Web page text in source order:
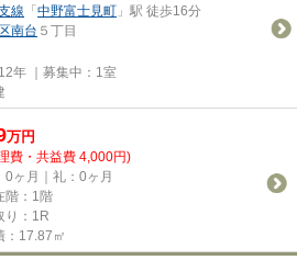
線 「中野富士見町 」駅 徒歩16分
南台 ５丁目
年 ｜募集中： 1室
万円
費・共益費 4,000円)
0ヶ月｜礼：0ヶ月
階：1階
り：1R
：17.87㎡